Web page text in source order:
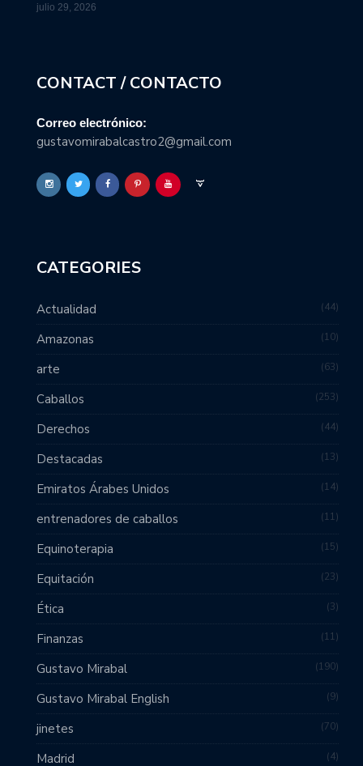
julio 29, 2026
CONTACT / CONTACTO
Correo electrónico:
gustavomirabalcastro2@gmail.com
CATEGORIES
Actualidad 44
Amazonas 10
arte 63
Caballos 253
Derechos 44
Destacadas 13
Emiratos Árabes Unidos 14
entrenadores de caballos 11
Equinoterapia 15
Equitación 23
Ética 3
Finanzas 11
Gustavo Mirabal 190
Gustavo Mirabal English 9
jinetes 70
Madrid 4